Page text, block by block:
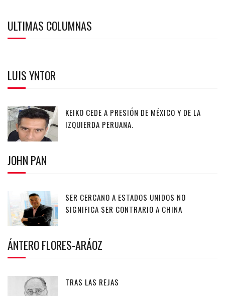
ULTIMAS COLUMNAS
LUIS YNTOR
KEIKO CEDE A PRESIÓN DE MÉXICO Y DE LA
IZQUIERDA PERUANA.
JOHN PAN
SER CERCANO A ESTADOS UNIDOS NO
SIGNIFICA SER CONTRARIO A CHINA
ÁNTERO FLORES-ARÁOZ
TRAS LAS REJAS